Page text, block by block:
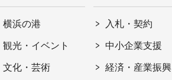
横浜の港
観光・イベント
文化・芸術
入札・契約
中小企業支援
経済・産業振興